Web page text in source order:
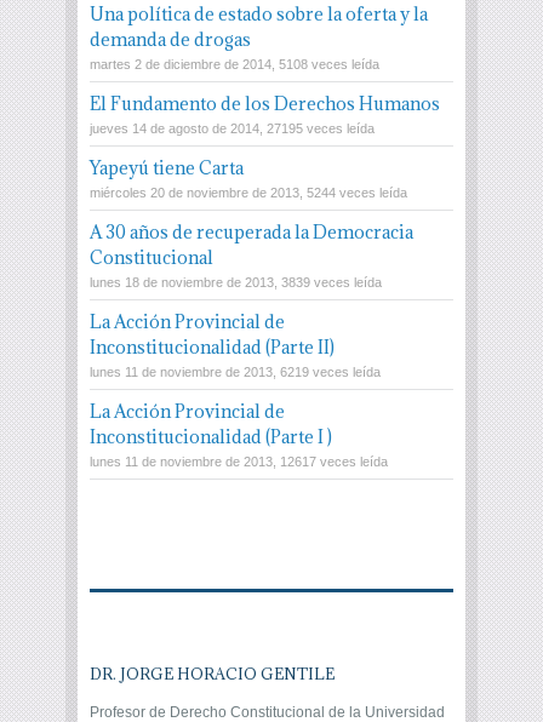
Una política de estado sobre la oferta y la
demanda de drogas
martes 2 de diciembre de 2014, 5108 veces leída
El Fundamento de los Derechos Humanos
jueves 14 de agosto de 2014, 27195 veces leída
Yapeyú tiene Carta
miércoles 20 de noviembre de 2013, 5244 veces leída
A 30 años de recuperada la Democracia
Constitucional
lunes 18 de noviembre de 2013, 3839 veces leída
La Acción Provincial de
Inconstitucionalidad (Parte II)
lunes 11 de noviembre de 2013, 6219 veces leída
La Acción Provincial de
Inconstitucionalidad (Parte I )
lunes 11 de noviembre de 2013, 12617 veces leída
DR. JORGE HORACIO GENTILE
Profesor de Derecho Constitucional de la Universidad